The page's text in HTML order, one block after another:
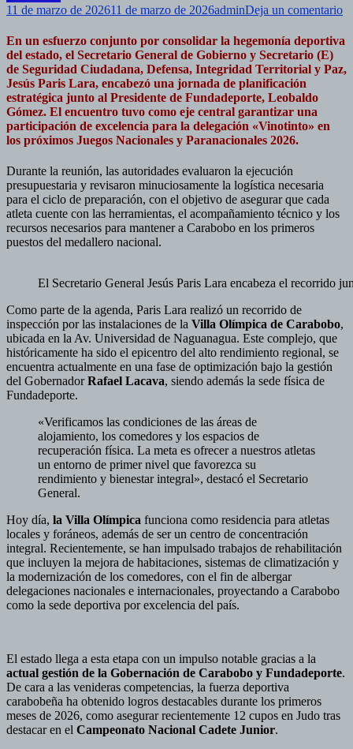
11 de marzo de 202611 de marzo de 2026adminDeja un comentarioen
de
En un esfuerzo conjunto por consolidar la hegemonía deportiva
del estado, el Secretario General de Gobierno y Secretario (E)
de Seguridad Ciudadana, Defensa, Integridad Territorial y Paz,
Jesús Paris Lara, encabezó una jornada de planificación
estratégica junto al Presidente de Fundadeporte, Leobaldo
Gómez. El encuentro tuvo como eje central garantizar una
participación de excelencia para la delegación «Vinotinto» en
los próximos Juegos Nacionales y Paranacionales 2026.
Durante la reunión, las autoridades evaluaron la ejecución
presupuestaria y revisaron minuciosamente la logística necesaria
para el ciclo de preparación, con el objetivo de asegurar que cada
atleta cuente con las herramientas, el acompañamiento técnico y los
recursos necesarios para mantener a Carabobo en los primeros
puestos del medallero nacional.
El Secretario General Jesús Paris Lara encabeza el recorrido
Como parte de la agenda, Paris Lara realizó un recorrido de
inspección por las instalaciones de la Villa Olímpica de Carabobo,
ubicada en la Av. Universidad de Naguanagua. Este complejo, que
históricamente ha sido el epicentro del alto rendimiento regional, se
encuentra actualmente en una fase de optimización bajo la gestión
del GobernadorRafael Lacava, siendo además la sede física de
Fundadeporte.
«Verificamos las condiciones de las áreas de
alojamiento, los comedores y los espacios de
recuperación física. La meta es ofrecer a nuestros atletas
un entorno de primer nivel que favorezca su
rendimiento y bienestar integral», destacó el Secretario
General.
Hoy día, la Villa Olímpica funciona como residencia para atletas
locales y foráneos, además de ser un centro de concentración
integral. Recientemente, se han impulsado trabajos de rehabilitación
que incluyen la mejora de habitaciones, sistemas de climatización y
la modernización de los comedores, con el fin de albergar
delegaciones nacionales e internacionales, proyectando a Carabobo
como la sede deportiva por excelencia del país.
El estado llega a esta etapa con un impulso notable gracias a la
actual gestión de la Gobernación de Carabobo y Fundadeporte.
De cara a las venideras competencias, la fuerza deportiva
carabobeña ha obtenido logros destacables durante los primeros
meses de 2026, como asegurar recientemente 12 cupos en Judo tras
destacar en el Campeonato Nacional Cadete Junior.